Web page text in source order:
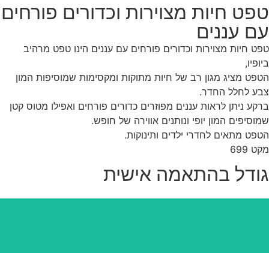
חיות מצוירות וכדורים פורחים
עננים
חיות מצוירות וכדורים פורחים עם עננים הינו טפט מרהיב
מציג מגון רב של חיות מתוקות ומקסימות שמוסיפות המון
לחלל החדר.
ניתן לראות עננים מפוזרים כדורים פורחים ואפילו מטוס קטן
המון יופי ונותנים אווירה של חופש.
מתאים לחדרי ילדים ותינוקות.
699
בהתאמה אישית